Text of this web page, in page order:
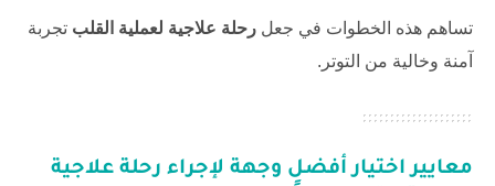
تساهم هذه الخطوات في جعل رحلة علاجية لعملية القلب تجربة
آمنة وخالية من التوتر.
معايير اختيار أفضل وجهة لإجراء رحلة علاجية